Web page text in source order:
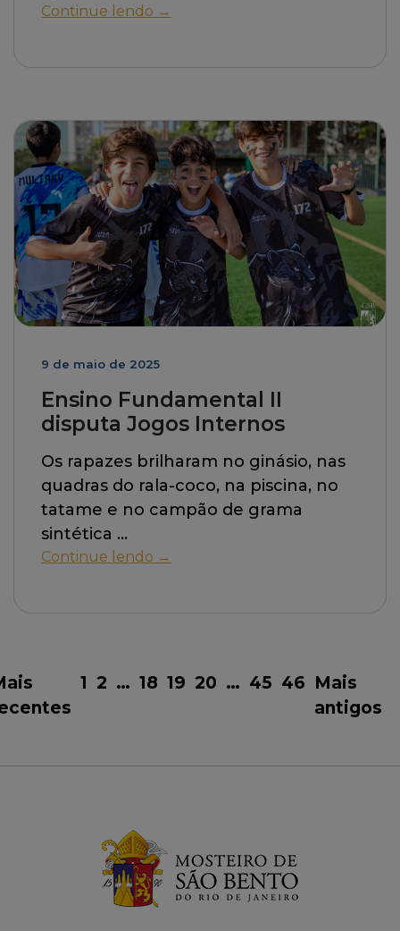
Continue lendo →
9 de maio de 2025
Ensino Fundamental II
disputa Jogos Internos
Os rapazes brilharam no ginásio, nas
quadras do rala-coco, na piscina, no
tatame e no campão de grama
sintética
Continue lendo →
1 2 … 18 19 20 … 45 46 Mais
antigos